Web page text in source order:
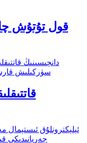
قول تۇتۇش